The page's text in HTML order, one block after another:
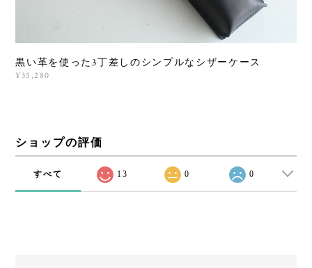
黒い革を使った3丁差しのシンプルなシザーケース
¥35,280
ショップの評価
すべて 13 0 0